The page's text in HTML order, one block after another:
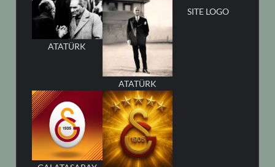
ATATÜRK
ATATÜRK
SITE LOGO